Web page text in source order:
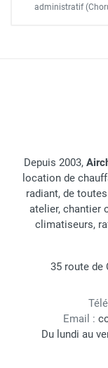
administratif
Depuis 2003,
location de
radiant, de
atelier, chantier
climatiseurs,
35 route de
Email :
Du lundi au